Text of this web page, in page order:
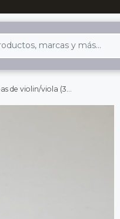
violin/viola (3 pcs)